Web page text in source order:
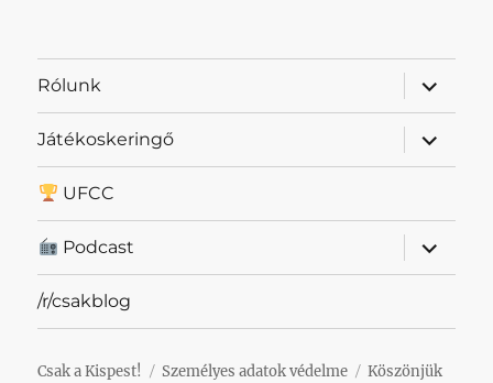
Rólunk
almenü
Játékoskeringő
almenü
UFCC
Podcast
almenü
/r/csakblog
Csak a Kispest! Személyes adatok védelme
Köszönjük